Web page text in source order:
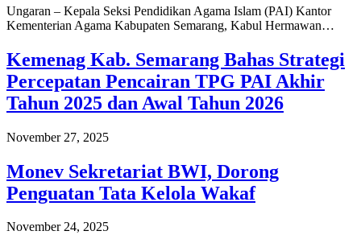
Ungaran – Kepala Seksi Pendidikan Agama Islam (PAI) Kantor
Kementerian Agama Kabupaten Semarang, Kabul Hermawan…
Kemenag Kab. Semarang Bahas Strategi
Percepatan Pencairan TPG PAI Akhir
Tahun 2025 dan Awal Tahun 2026
November 27, 2025
Monev Sekretariat BWI, Dorong
Penguatan Tata Kelola Wakaf
November 24, 2025